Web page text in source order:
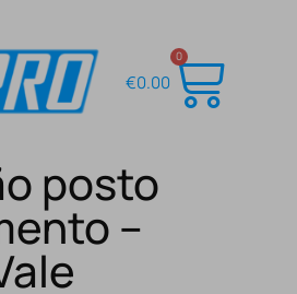
€0.00
0
posto
–